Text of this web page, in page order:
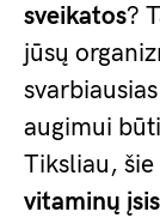
sveikatos?
jūsų
augimui
Tiksliau,
vitaminų